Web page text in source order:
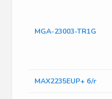
MGA-23003-TR1G
MAX2235EUP+ б/г